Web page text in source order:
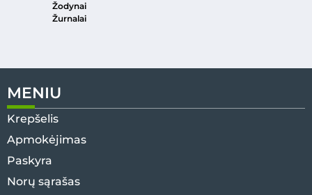
Žodynai
Žurnalai
MENIU
Krepšelis
Apmokėjimas
Paskyra
Norų sąrašas